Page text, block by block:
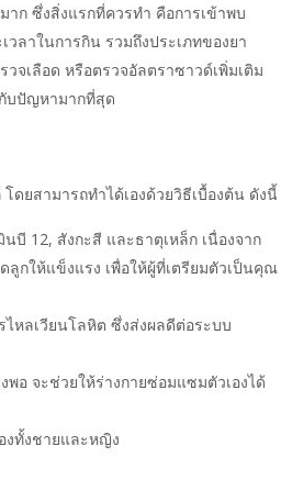
ก ซึ่งสิ่งแรกที่ควรทำ คือการเข้าพบ
วลาในการกิน รวมถึงประเภทของยา
จเลือด หรือตรวจอัลตราซาวด์เพิ่มเติม
บปัญหามากที่สุด
ดยสามารถทำได้เองด้วยวิธีเบื้องต้น ดังนี้
บี 12, สังกะสี และธาตุเหล็ก เนื่องจาก
กให้แข็งแรง เพื่อให้ผู้ที่เตรียมตัวเป็นคุณ
ไหลเวียนโลหิต ซึ่งส่งผลดีต่อระบบ
อ จะช่วยให้ร่างกายซ่อมแซมตัวเองได้
ทั้งชายและหญิง